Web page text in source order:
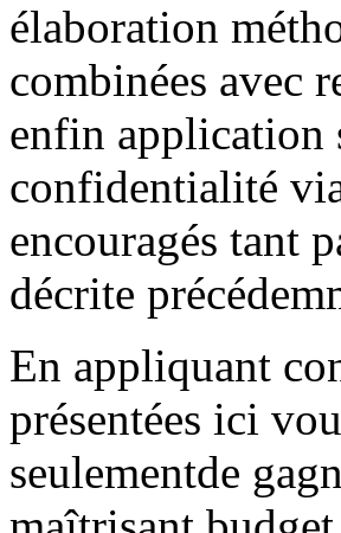
élaboration
combinées avec
enfin application
confidentialité
encouragés tant
décrite
En appliquant
présentées ici
seulementde